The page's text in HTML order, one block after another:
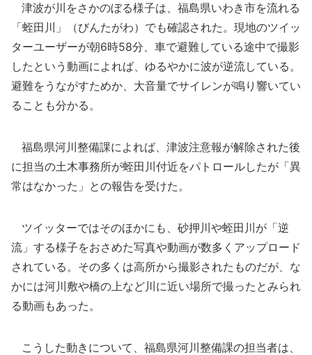
津波が川をさかのぼる様子は、福島県いわき市を流れる
「蛭田川」（びんたがわ）でも確認された。現地のツイッ
ターユーザーが朝6時58分、車で避難している途中で撮影
したという動画によれば、ゆるやかに波が逆流している。
避難をうながすためか、大音量でサイレンが鳴り響いてい
ることも分かる。
福島県河川整備課によれば、津波注意報が解除された後
に担当の土木事務所が蛭田川付近をパトロールしたが「異
常はなかった」との報告を受けた。
ツイッターではそのほかにも、砂押川や蛭田川が「逆
流」する様子をおさめた写真や動画が数多くアップロード
されている。その多くは高所から撮影されたものだが、な
かには河川敷や橋の上など川に近い場所で撮ったとみられ
る動画もあった。
こうした動きについて、福島県河川整備課の担当者は、